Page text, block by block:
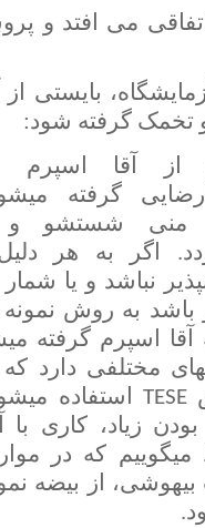
می افتد و
بایستی از
تخمک گرفته شود:
از آقا
گرفته
منی شستشو
اگر به هر
نباشد و یا
به روش نمونه
آقا اسپرم گرفته
مختلفی دارد که
TESE استفاده
زیاد، کاری با
که در
از بیضه